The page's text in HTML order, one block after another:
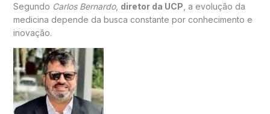
Segundo Carlos Bernardo, diretor da UCP , a evolução da
medicina depende da busca constante por conhecimento e
inovação.